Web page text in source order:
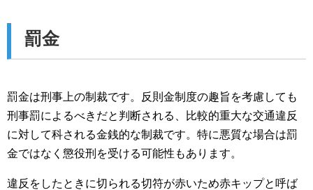
罰金
罰金は刑事上の制裁です。反則金制度の趣旨を考慮しても
刑事罰によるべきだと判断される、比較的重大な交通違反
に対して科される金銭的な制裁です。特に悪質な場合は罰
金ではなく懲役刑を受ける可能性もあります。
違反をしたときに切られる切符が赤いため赤キップと呼ば